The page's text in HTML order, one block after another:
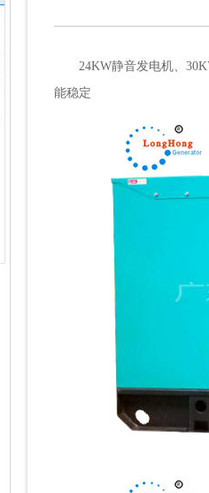
24KW静音发电机、
能稳定